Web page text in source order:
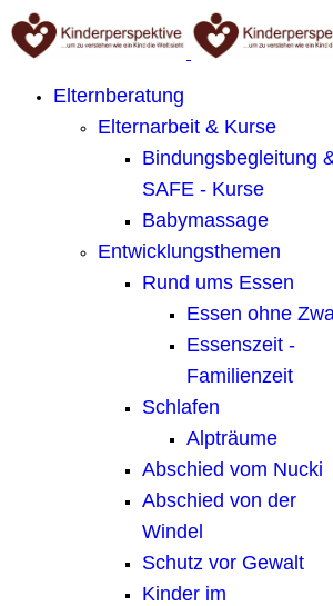
Elternberatung
Elternarbeit & Kurse
Bindungsbegleitung
SAFE - Kurse
Babymassage
Entwicklungsthemen
Rund ums Essen
Essen ohne
Essenszeit -
Familienzeit
Schlafen
Alpträume
Abschied vom Nucki
Abschied von der
Windel
Schutz vor Gewalt
Kinder im